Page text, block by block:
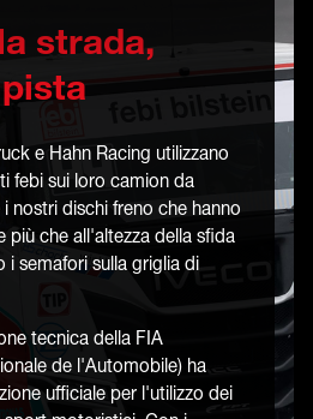
strada,
e Hahn Racing utilizzano
febi sui loro camion da
nostri dischi freno che hanno
più che all'altezza della sfida
i semafori sulla griglia di
tecnica della FIA
de l'Automobile) ha
ufficiale per l'utilizzo dei